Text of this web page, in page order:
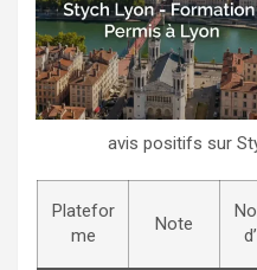
avis positifs sur
Platefor
me
Note